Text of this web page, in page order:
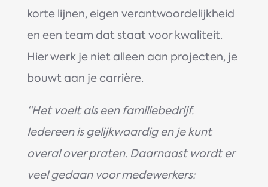
korte lijnen, eigen verantwoordelijkheid
en een team dat staat voor kwaliteit.
Hier werk je niet alleen aan projecten, je
bouwt aan je carrière.
“Het voelt als een familiebedrijf.
Iedereen is gelijkwaardig en je kunt
overal over praten. Daarnaast wordt er
veel gedaan voor medewerkers: